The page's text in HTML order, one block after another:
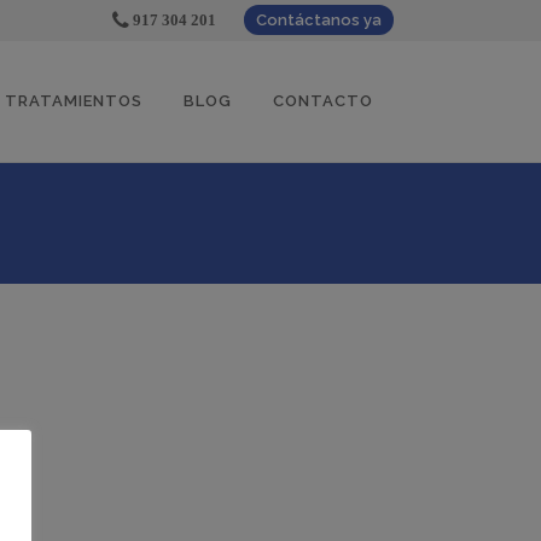
917 304 201 Contáctanos ya
TRATAMIENTOS BLOG CONTACTO